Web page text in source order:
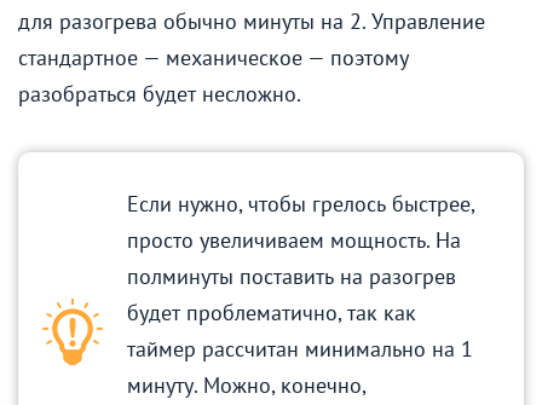
для разогрева обычно минуты на 2. Управление
стандартное — механическое — поэтому
разобраться будет несложно.
Если нужно, чтобы грелось быстрее,
просто увеличиваем мощность. На
полминуты поставить на разогрев
будет проблематично, так как
таймер рассчитан минимально на 1
минуту. Можно, конечно,